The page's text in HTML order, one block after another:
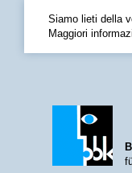
Siamo lieti della
Maggiori